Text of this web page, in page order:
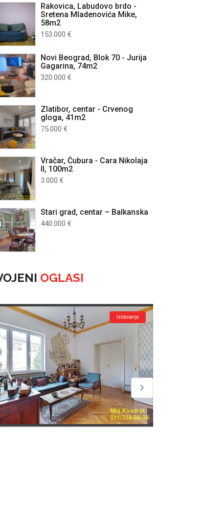
Rakovica, Labudovo brdo -
Sretena Mladenovića Mike,
58m2
153.000 €
Novi Beograd, Blok 70 - Jurija
Gagarina, 74m2
320.000 €
Zlatibor, centar - Crvenog
gloga, 41m2
75.000 €
Vračar, Čubura - Cara Nikolaja
II, 100m2
3.000 €
Stari grad, centar – Balkanska
440.000 €
OGLASI
Izdavanje